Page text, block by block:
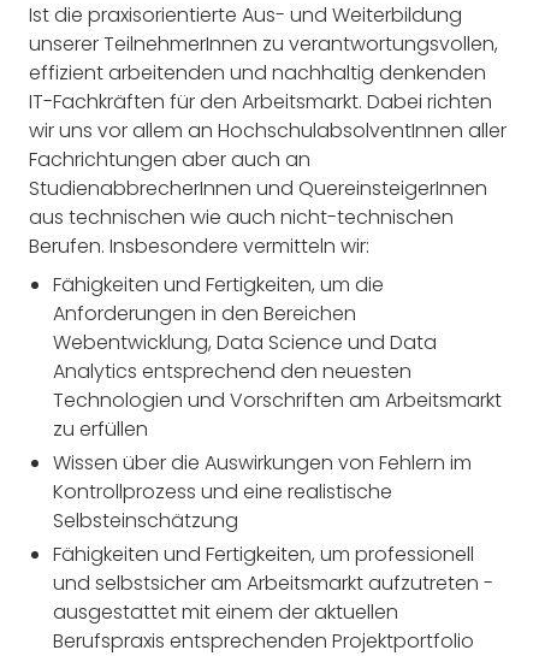
Ist die praxisorientierte Aus- und Weiterbildung
unserer TeilnehmerInnen zu verantwortungsvollen,
effizient arbeitenden und nachhaltig denkenden
IT-Fachkräften für den Arbeitsmarkt. Dabei richten
wir uns vor allem an HochschulabsolventInnen aller
Fachrichtungen aber auch an
StudienabbrecherInnen und QuereinsteigerInnen
aus technischen wie auch nicht-technischen
Berufen. Insbesondere vermitteln wir:
Fähigkeiten und Fertigkeiten, um die
Anforderungen in den Bereichen
Webentwicklung, Data Science und Data
Analytics entsprechend den neuesten
Technologien und Vorschriften am Arbeitsmarkt
zu erfüllen
Wissen über die Auswirkungen von Fehlern im
Kontrollprozess und eine realistische
Selbsteinschätzung
Fähigkeiten und Fertigkeiten, um professionell
und selbstsicher am Arbeitsmarkt aufzutreten -
ausgestattet mit einem der aktuellen
Berufspraxis entsprechenden Projektportfolio